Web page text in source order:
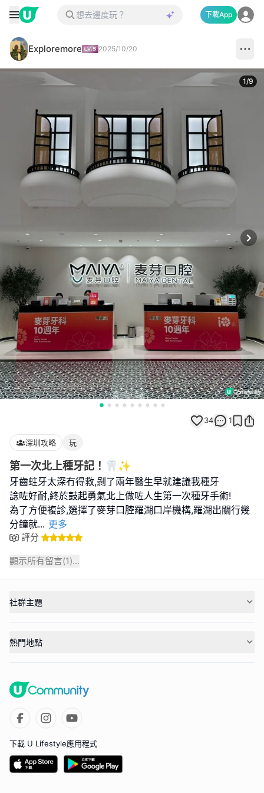
下載App
Exploremore 2025/10/20
1/9
34 1
深圳攻略 玩
第一次北上種牙記！🦷✨
牙齒蛀牙太深冇得救,剝了兩年醫生早就建議我種牙
諗咗好耐,終於鼓起勇氣北上做咗人生第一次種牙手術!
為了方便複診,選擇了麥芽口腔羅湖口岸機構,羅湖出關行幾
分鐘就... 更多
評分
顯示所有留言(1)...
社群主題
熱門地點
下載 U Lifestyle應用程式